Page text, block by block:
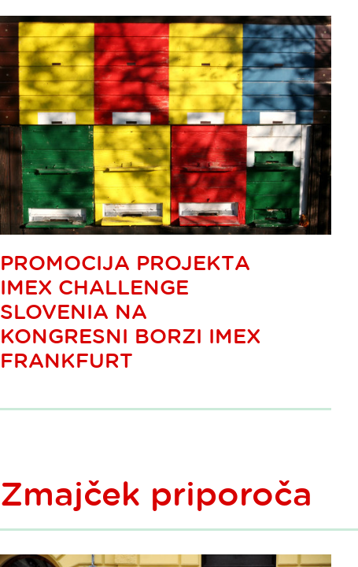
PROMOCIJA PROJEKTA
IMEX CHALLENGE
SLOVENIA NA
KONGRESNI BORZI IMEX
FRANKFURT
Zmajček priporoča